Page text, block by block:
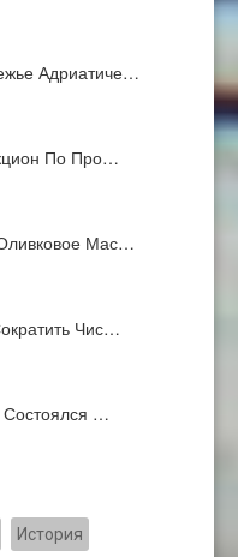
Адриатиче…
По Про…
Мас…
Чис…
Состоялся …
История